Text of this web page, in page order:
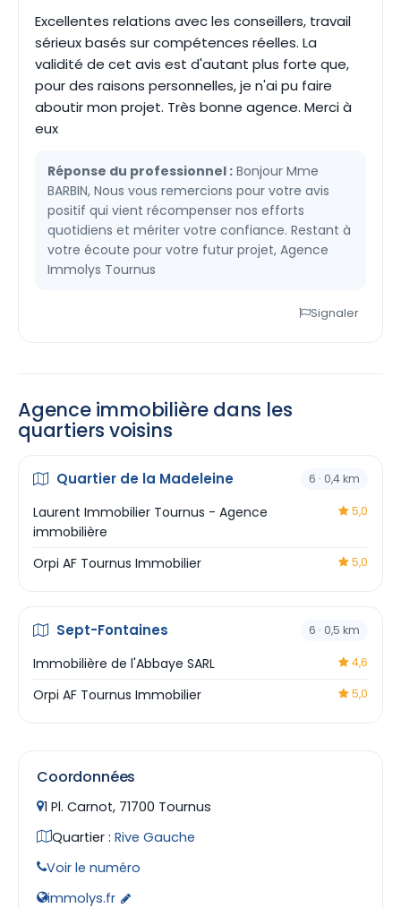
Excellentes relations avec les conseillers, travail
sérieux basés sur compétences réelles. La
validité de cet avis est d'autant plus forte que,
pour des raisons personnelles, je n'ai pu faire
aboutir mon projet. Très bonne agence. Merci à
eux
Réponse du professionnel : Bonjour Mme
BARBIN, Nous vous remercions pour votre avis
positif qui vient récompenser nos efforts
quotidiens et mériter votre confiance. Restant à
votre écoute pour votre futur projet, Agence
Immolys Tournus
Signaler
Agence immobilière dans les
quartiers voisins
Quartier de la Madeleine 6 · 0,4 km
Laurent Immobilier Tournus - Agence
immobilière
5,0
Orpi AF Tournus Immobilier 5,0
Sept-Fontaines 6 · 0,5 km
Immobilière de l'Abbaye SARL 4,6
Orpi AF Tournus Immobilier 5,0
Coordonnées
1 Pl. Carnot, 71700 Tournus
Quartier : Rive Gauche
Voir le numéro
immolys.fr